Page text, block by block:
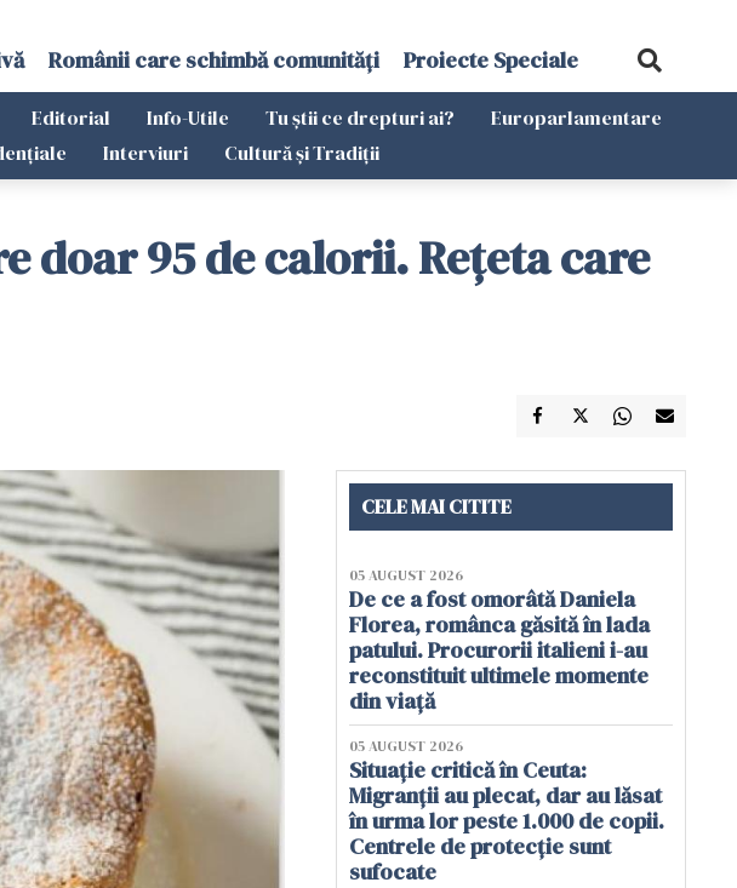
Românii care schimbă comunități Proiecte Speciale
Editorial Info-Utile Tu știi ce drepturi ai?
Europarlamentare
Interviuri Cultură și Tradiții
doar 95 de calorii. Rețeta care
CELE MAI CITITE
05 AUGUST 2026
De ce a fost omorâtă Daniela
Florea, românca găsită în lada
patului. Procurorii italieni i-au
reconstituit ultimele momente
din viață
05 AUGUST 2026
Situație critică în Ceuta:
Migranții au plecat, dar au lăsat
în urma lor peste 1.000 de copii.
Centrele de protecție sunt
sufocate